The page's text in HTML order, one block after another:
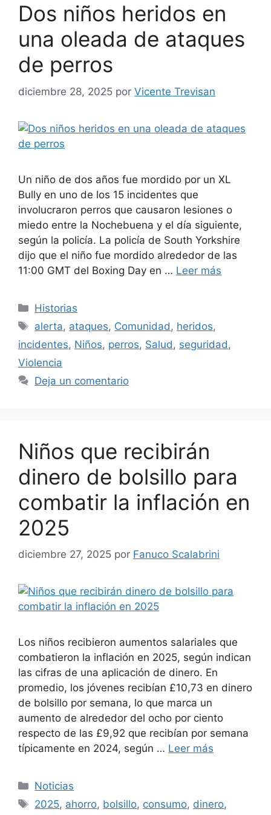
Dos niños heridos en
una oleada de ataques
de perros
diciembre 28, 2025 por Vicente Trevisan
Un niño de dos años fue mordido por un XL
Bully en uno de los 15 incidentes que
involucraron perros que causaron lesiones o
miedo entre la Nochebuena y el día siguiente,
según la policía. La policía de South Yorkshire
dijo que el niño fue mordido alrededor de las
11:00 GMT del Boxing Day en … Leer más
Categorías
Historias
Etiquetas
alerta, ataques, Comunidad , heridos,
incidentes, Niños, perros, Salud , seguridad ,
Violencia
Deja un comentario
Niños que recibirán
dinero de bolsillo para
combatir la inflación en
2025
diciembre 27, 2025 por Fanuco Scalabrini
Los niños recibieron aumentos salariales que
combatieron la inflación en 2025, según indican
las cifras de una aplicación de dinero. En
promedio, los jóvenes recibían £10,73 en dinero
de bolsillo por semana, lo que marca un
aumento de alrededor del ocho por ciento
respecto de las £9,92 que recibían por semana
típicamente en 2024, según … Leer más
Categorías
Noticias
Etiquetas
2025, ahorro, bolsillo, consumo, dinero,